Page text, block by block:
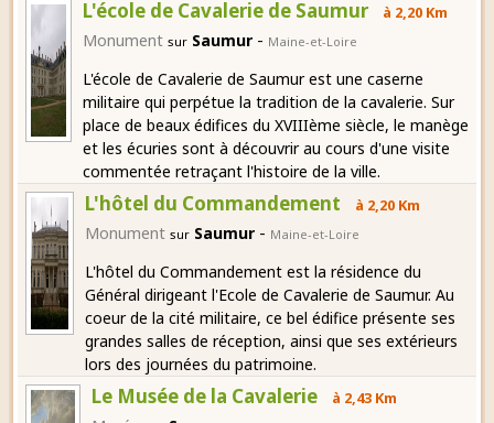
L'école de Cavalerie de Saumur à 2,20 Km
Monument sur Saumur - Maine-et-Loire
L'école de Cavalerie de Saumur est une caserne
militaire qui perpétue la tradition de la cavalerie. Sur
place de beaux édifices du XVIIIème siècle, le manège
et les écuries sont à découvrir au cours d'une visite
commentée retraçant l'histoire de la ville.
L'hôtel du Commandement à 2,20 Km
Monument sur Saumur - Maine-et-Loire
L'hôtel du Commandement est la résidence du
Général dirigeant l'Ecole de Cavalerie de Saumur. Au
coeur de la cité militaire, ce bel édifice présente ses
grandes salles de réception, ainsi que ses extérieurs
lors des journées du patrimoine.
Le Musée de la Cavalerie à 2,43 Km